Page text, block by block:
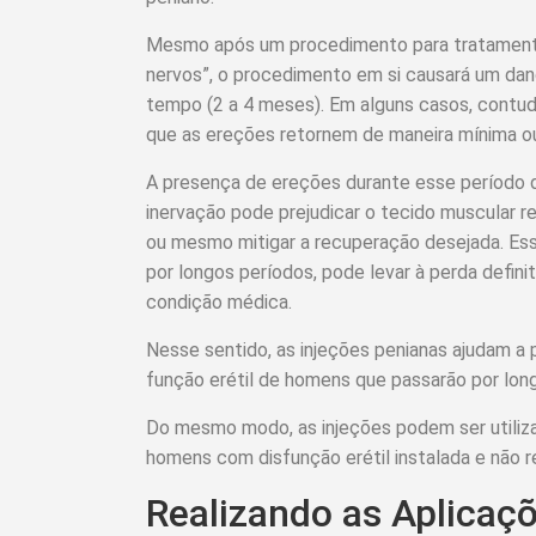
Mesmo após um procedimento para
nervos”, o procedimento em si causará um
tempo (2 a 4 meses). Em alguns casos,
que as ereções retornem de maneira mínima
A presença de ereções durante esse período
inervação pode prejudicar o tecido muscular
ou mesmo mitigar a recuperação desejada.
por longos períodos, pode levar à perda
condição médica.
Nesse sentido, as injeções penianas ajudam
função erétil de homens que passarão por
Do mesmo modo, as injeções podem ser
homens com disfunção erétil instalada e não
Realizando as